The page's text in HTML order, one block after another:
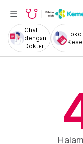
Chat
dengan
Dokter
Toko